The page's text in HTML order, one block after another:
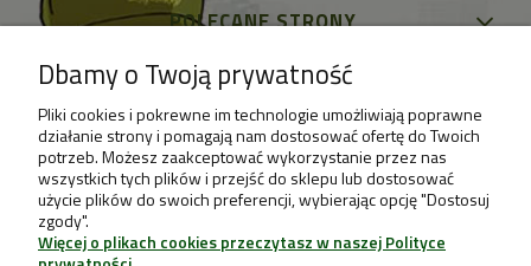
POLECANE STRONY
Dbamy o Twoją prywatność
Pliki cookies i pokrewne im technologie umożliwiają poprawne
działanie strony i pomagają nam dostosować ofertę do Twoich
potrzeb. Możesz zaakceptować wykorzystanie przez nas
wszystkich tych plików i przejść do sklepu lub dostosować
użycie plików do swoich preferencji, wybierając opcję "Dostosuj
zgody".
Więcej o plikach cookies przeczytasz w naszej Polityce